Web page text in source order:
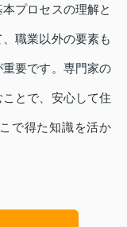
プロセスの理解と
職業以外の要素も
要です。専門家の
とで、安心して住
で得た知識を活か